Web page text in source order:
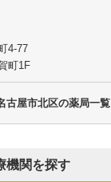
4-77
町1F
古屋市北区の薬局一覧
機関を探す